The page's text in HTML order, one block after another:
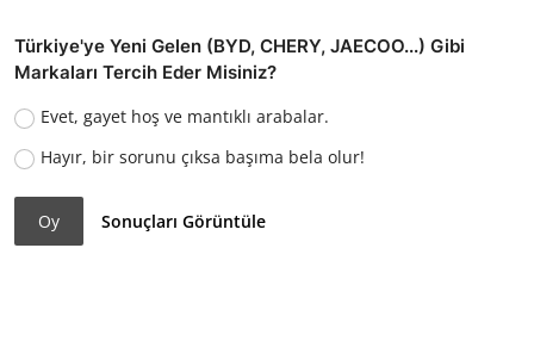
Türkiye'ye Yeni Gelen (BYD, CHERY, JAECOO...) Gibi
Markaları Tercih Eder Misiniz?
Evet, gayet hoş ve mantıklı arabalar.
Hayır, bir sorunu çıksa başıma bela olur!
Oy Sonuçları Görüntüle